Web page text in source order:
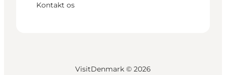
Kontakt os
VisitDenmark © 2026